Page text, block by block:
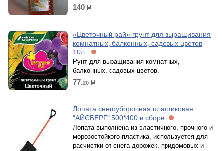
140 р.
«Цветочный рай» грунт для выращивания
комнатных, балконных, садовых цветов
10л.
Рунт для выращивания комнатных,
балконных, садовых цветов.
77.20 р.
Лопата снегоуборочная пластиковая
"АЙСБЕРГ" 500*400 в сборе
Лопата выполнена из эластичного, прочного и
морозостойкого пластика, используется для
расчистки от снега дорожек, придомовых и